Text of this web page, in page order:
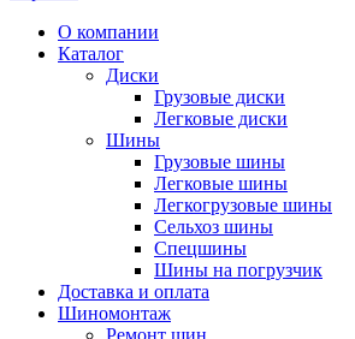
О компании
Каталог
Диски
Грузовые диски
Легковые диски
Шины
Грузовые шины
Легковые шины
Легкогрузовые шины
Сельхоз шины
Спецшины
Шины на погрузчик
Доставка и оплата
Шиномонтаж
Ремонт шин